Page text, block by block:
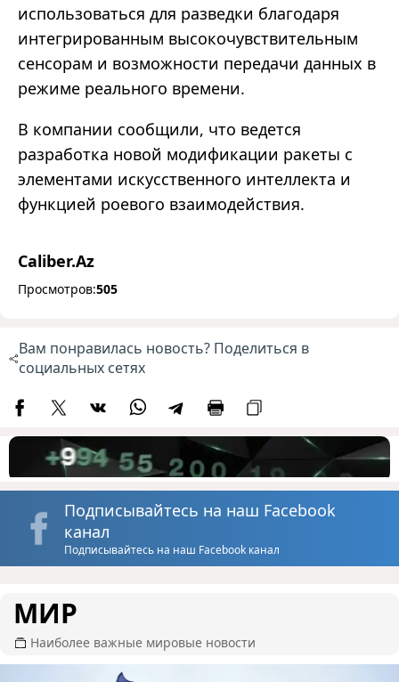
использоваться для разведки благодаря
интегрированным высокочувствительным
сенсорам и возможности передачи данных в
режиме реального времени.
В компании сообщили, что ведется
разработка новой модификации ракеты с
элементами искусственного интеллекта и
функцией роевого взаимодействия.
Caliber.Az
Просмотров:505
Вам понравилась новость? Поделиться в
социальных сетях
Подписывайтесь на наш Facebook
канал
Подписывайтесь на наш Facebook канал
МИР
Наиболее важные мировые новости